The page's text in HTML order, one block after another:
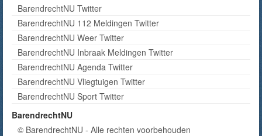
BarendrechtNU Twitter
BarendrechtNU 112 Meldingen Twitter
BarendrechtNU Weer Twitter
BarendrechtNU Inbraak Meldingen Twitter
BarendrechtNU Agenda Twitter
BarendrechtNU Vliegtuigen Twitter
BarendrechtNU Sport Twitter
BarendrechtNU
© BarendrechtNU - Alle rechten voorbehouden